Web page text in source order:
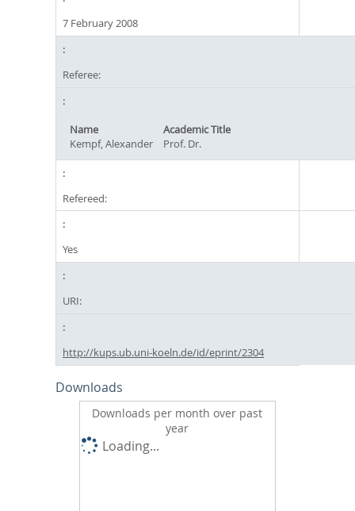
7 February 2008
Referee:
Name
Academic Title
Kempf, Alexander
Prof. Dr.
Refereed:
Yes
URI:
http://kups.ub.uni-koeln.de/id/eprint/2304
Downloads
Downloads per month over past
year
Loading...